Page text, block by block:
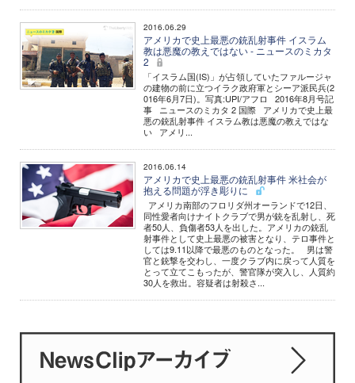
2016.06.29
アメリカで史上最悪の銃乱射事件 イスラム
教は悪魔の教えではない - ニュースのミカタ
2
「イスラム国(IS)」が占領していたファルージャ
の建物の前に立つイラク政府軍とシーア派民兵(2
016年6月7日)。写真:UPI/アフロ 2016年8月号記
事 ニュースのミカタ 2 国際 アメリカで史上最
悪の銃乱射事件 イスラム教は悪魔の教えではな
い アメリ...
2016.06.14
アメリカで史上最悪の銃乱射事件 米社会が
抱える問題が浮き彫りに
アメリカ南部のフロリダ州オーランドで12日、
同性愛者向けナイトクラブで男が銃を乱射し、死
者50人、負傷者53人を出した。アメリカの銃乱
射事件として史上最悪の被害となり、テロ事件と
しては9.11以降で最悪のものとなった。 男は警
官と銃撃を交わし、一度クラブ内に戻って人質を
とって立てこもったが、警官隊が突入し、人質約
30人を救出。容疑者は射殺さ...